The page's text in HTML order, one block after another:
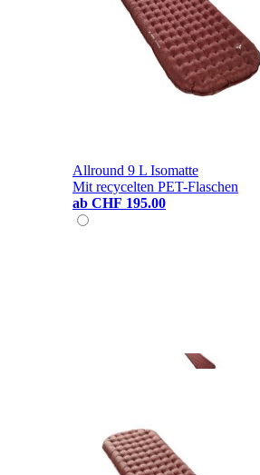
Allround 9 L Isomatte
Mit recycelten PET-Flaschen
ab CHF 195.00